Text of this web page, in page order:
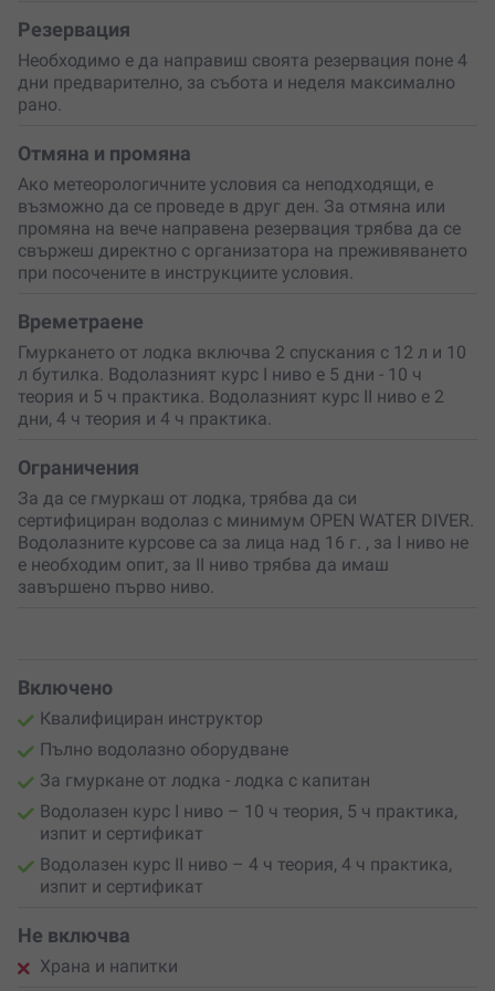
История и теория на водолазното гмуркане;
Как се борави с пълно водолазно оборудване;
Физика и химия за водолази;
Мерки за безопазност;
5 учебни часа практика, по време на които ще успееш
да изживееш:
2 посещения на закрити води (басейн);
Упражнения за сигурност и развитие на полезните
умения на водолазите;
Дишане от резервен регулатор на партньора;
Балансиране с компенсаторна жилетка;
Упражнения за аварийно изплуване с помощ на
партньор.
Всички отработени упражнения ще повториш и в
възможността да достигнеш до 15 метра дълбочина.
След успешно завършване на курса получаваш
международен паспорт и карта за OPEN WATER DIVER
✱ към IDA CMAS. Документите са международно
признати и позволяват гмуркане до 18 метра
дълбочина.
Основни умения за работа с компас;
Техники за помощ на пострадал водолаз;
Преговор на курс OPEN WATER DIVER.
4 учебни часа практика – по 2 гмуркания на ден,
които включват:
Подводна навигация;
Помагане на пострадал водолаз под вода.
След успешно завършване на курса получаваш карта
Резервация
Необходимо е да направиш своята резервация поне 4
дни предварително, за събота и неделя максимално
рано.
Отмяна и промяна
Ако метеорологичните условия са неподходящи, е
възможно да се проведе в друг ден. За отмяна или
промяна на вече направена резервация трябва да се
свържеш директно с организатора на преживяването
при посочените в инструкциите условия.
Времетраене
Гмуркането от лодка включва 2 спускания с 12 л и 10
л бутилка. Водолазният курс I ниво е 5 дни - 10 ч
теория и 5 ч практика. Водолазният курс II ниво е 2
дни, 4 ч теория и 4 ч практика.
Ограничения
За да се гмуркаш от лодка, трябва да си
сертифициран водолаз с минимум OPEN WATER DIVER.
Водолазните курсове са за лица над 16 г. , за I ниво не
е необходим опит, за II ниво трябва да имаш
завършено първо ниво.
Включено
Квалифициран инструктор
Пълно водолазно оборудване
За гмуркане от лодка - лодка с капитан
Водолазен курс I ниво – 10 ч теория, 5 ч практика,
изпит и сертификат
Водолазен курс II ниво – 4 ч теория, 4 ч практика,
изпит и сертификат
Не включва
Храна и напитки